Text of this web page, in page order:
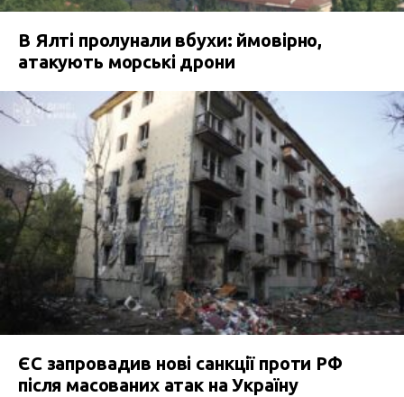
В Ялті пролунали вбухи: ймовірно,
атакують морські дрони
ЄС запровадив нові санкції проти РФ
після масованих атак на Україну